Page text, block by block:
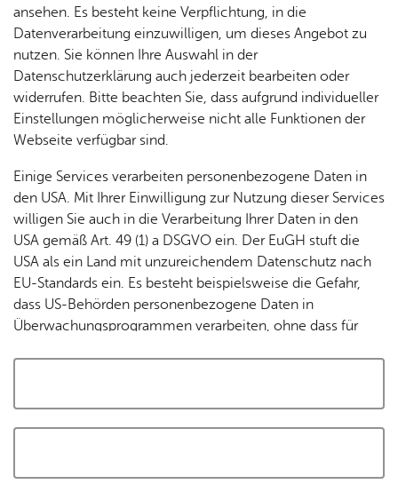
Cookie-Hinweis
Zum Laden dieser Karte wird eine Verbindung zu externen
Servern hergestellt. Diese verwenden Cookies und andere
Tracking-Technologien, um die Bedienung zu
personalisieren und zu verbessern. Weitere Informationen
finden Sie in unsererDatenschutzerklärung
Cookies akzeptieren und Karte laden
ansehen. Es besteht keine Verpflichtung, in die
Datenverarbeitung einzuwilligen, um dieses Angebot zu
nutzen. Sie können Ihre Auswahl in der
Datenschutzerklärung auch jederzeit bearbeiten oder
widerrufen. Bitte beachten Sie, dass aufgrund individueller
Einstellungen möglicherweise nicht alle Funktionen der
Webseite verfügbar sind.
Einige Services verarbeiten personenbezogene Daten in
den USA. Mit Ihrer Einwilligung zur Nutzung dieser Services
willigen Sie auch in die Verarbeitung Ihrer Daten in den
USA gemäß Art. 49 (1) a DSGVO ein. Der EuGH stuft die
USA als ein Land mit unzureichendem Datenschutz nach
EU-Standards ein. Es besteht beispielsweise die Gefahr,
dass US-Behörden personenbezogene Daten in
Überwachungsprogrammen verarbeiten, ohne dass für